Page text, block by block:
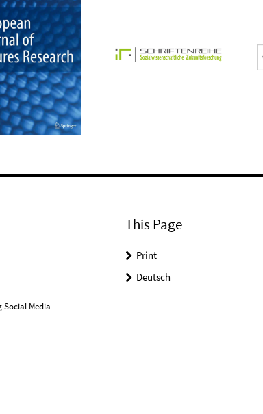
Media
This Page
Print
Deutsch